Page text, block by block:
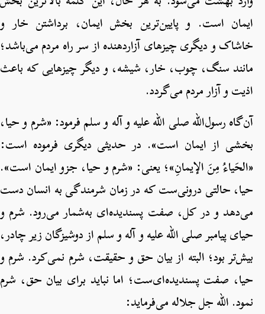
ایمان است. و پایین‌ترین بخش ایمان، برداشتن خار و
خاشاک و دیگری چیزهای آزاردهنده از سر راه مردم می‌باشد؛
مانند سنگ، چوب، خار، شیشه، و دیگر چیزهایی که باعث
اذیت و آزار مردم می‌گردد.
آن‌گاه رسول‌الله صلی الله علیه و آله و سلم فرمود: «شرم و حیا،
بخشی از ایمان است». در حدیثی دیگری فرموده است:
«الحَیاءُ مِنَ الإیمانِ»؛ یعنی: «شرم و حیا، جزو ایمان است».
حیا، حالتی درونی‌ست که در زمان شرمندگی به انسان دست
می‌دهد و در کل، صفت پسندیده‌ای به‌شمار می‌رود. شرم و
حیای پیامبر صلی الله علیه و آله و سلم از دوشیزگان زیر چادر،
بیش‌تر بود؛ البته از بیان حق و حقیقت، شرم نمی‌کرد. شرم و
حیا، صفت پسندیده‌ای‌ست؛ اما نباید برای بیان حق، شرم
نمود. الله جل جلاله می‌فرماید: